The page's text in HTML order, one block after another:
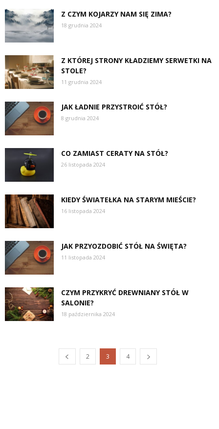
Z CZYM KOJARZY NAM SIĘ ZIMA?
18 grudnia 2024
Z KTÓREJ STRONY KŁADZIEMY SERWETKI NA
STOLE?
11 grudnia 2024
JAK ŁADNIE PRZYSTROIĆ STÓŁ?
8 grudnia 2024
CO ZAMIAST CERATY NA STÓŁ?
26 listopada 2024
KIEDY ŚWIATEŁKA NA STARYM MIEŚCIE?
16 listopada 2024
JAK PRZYOZDOBIĆ STÓŁ NA ŚWIĘTA?
11 listopada 2024
CZYM PRZYKRYĆ DREWNIANY STÓŁ W
SALONIE?
18 października 2024
2 3 4